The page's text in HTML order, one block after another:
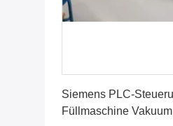
Siemens PLC-
Füllmaschine